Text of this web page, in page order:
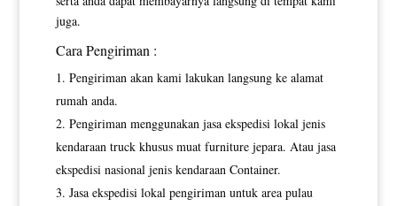
juga.
Cara Pengiriman :
Pengiriman akan kami lakukan langsung ke alamat
rumah anda.
Pengiriman menggunakan jasa ekspedisi lokal jenis
kendaraan truck khusus muat furniture jepara. Atau jasa
ekspedisi nasional jenis kendaraan Container.
Jasa ekspedisi lokal pengiriman untuk area pulau